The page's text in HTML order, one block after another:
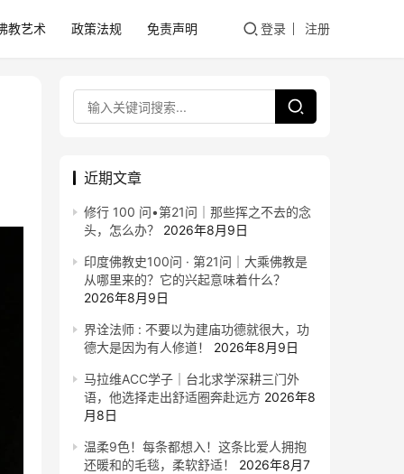
教艺术 政策法规 免责声明 登录 注册
近期文章
修行 100 问•第21问｜那些挥之不去的念
头，怎么办？
2026年8月9日
印度佛教史100问 · 第21问｜大乘佛教是
从哪里来的？它的兴起意味着什么？
2026年8月9日
界诠法师 : 不要以为建庙功德就很大，功
德大是因为有人修道！
2026年8月9日
马拉维ACC学子｜台北求学深耕三门外
语，他选择走出舒适圈奔赴远方 2026年8
月8日
温柔9色！每条都想入！这条比爱人拥抱
还暖和的毛毯，柔软舒适！
2026年8月7